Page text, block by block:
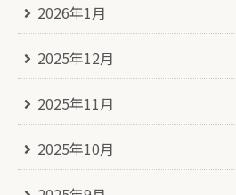
2026年1月
2025年12月
2025年11月
2025年10月